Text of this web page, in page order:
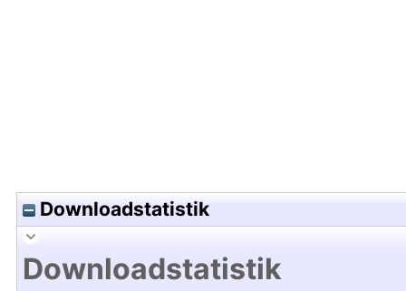
Downloadstatistik
Downloadstatistik